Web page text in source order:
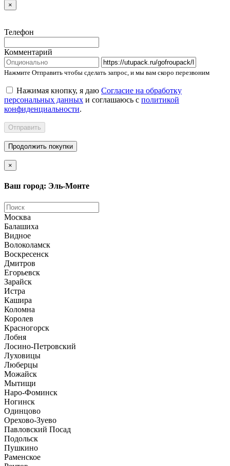
×
Телефон
Комментарий
Нажмите Отправить чтобы сделать запрос, и мы вам скоро перезвоним
Нажимая кнопку, я даю Согласие на обработку
персональных данных и соглашаюсь с политикой
конфиденциальности.
Отправить
Продолжить покупки
×
Ваш город: Эль-Монте
Москва
Балашиха
Видное
Волоколамск
Воскресенск
Дмитров
Егорьевск
Зарайск
Истра
Кашира
Коломна
Королев
Красногорск
Лобня
Лосино-Петровский
Луховицы
Люберцы
Можайск
Мытищи
Наро-Фоминск
Ногинск
Одинцово
Орехово-Зуево
Павловский Посад
Подольск
Пушкино
Раменское